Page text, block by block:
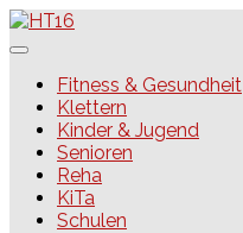
Skip
to
HT16Fitness & Gesundheit
Klettern
Kinder & Jugend
Senioren
Reha
KiTa
Schulen